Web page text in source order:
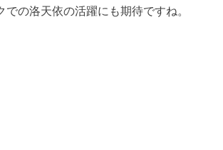
での洛天依の活躍にも期待ですね。